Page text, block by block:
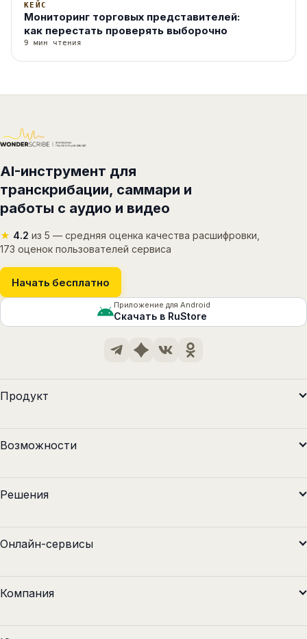
КЕЙС
Мониторинг торговых представителей:
как перестать проверять выборочно
9 мин чтения
AI-инструмент для
транскрибации, саммари и
работы с аудио и видео
★ 4.2 из 5 — средняя оценка качества расшифровки,
173 оценок пользователей сервиса
Начать бесплатно
Приложение для Android
Скачать в RuStore
Продукт
Возможности
Решения
Онлайн-сервисы
Компания